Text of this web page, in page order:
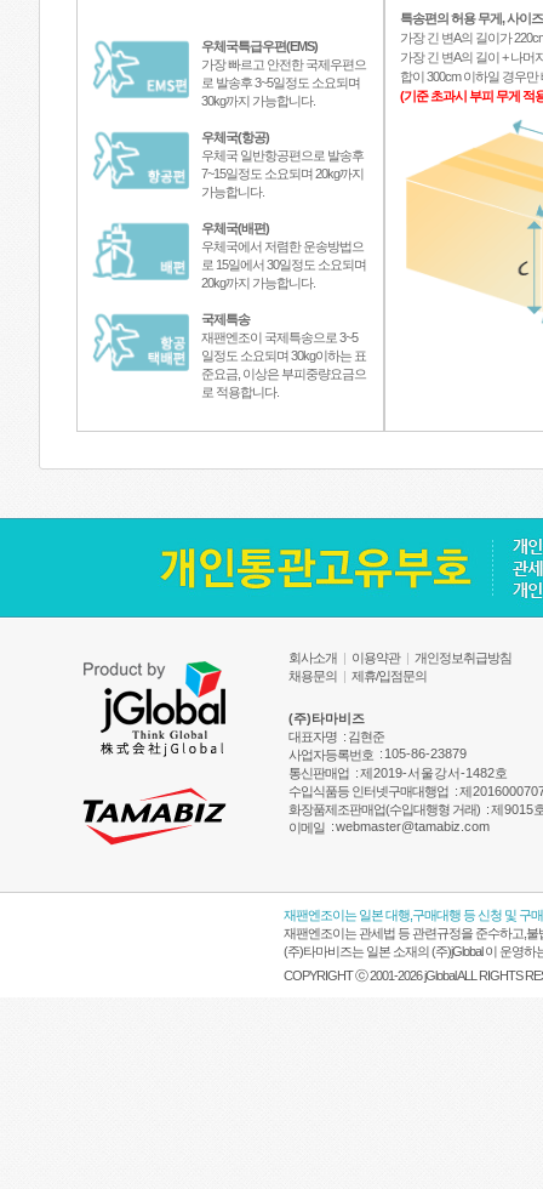
우체국특급우편(EMS)
가장 빠르고 안전한 국제우편으
로 발송후 3~5일정도 소요되며
30kg까지 가능합니다.
우체국(항공)
우체국 일반항공편으로 발송후
7~15일정도 소요되며 20kg까지
가능합니다.
우체국(배편)
우체국에서 저렴한 운송방법으
로 15일에서 30일정도 소요되며
20kg까지 가능합니다.
국제특송
재팬엔조이 국제특송으로 3~5
일정도 소요되며 30kg이하는 표
준요금, 이상은 부피중량요금으
로 적용합니다.
특송편의 허용 무게, 사이즈
가장 긴 변A의 길이가
가장 긴 변A의 길이 + 나머
합이 300cm 이하일 경우만
(기준 초과시 부피 무게 적
회사소개 | 이용약관 | 개인정보취급방침
채용문의 | 제휴/입점문의
(주)타마비즈
대표자명 : 김현준
사업자등록번호 : 105-86-23879
통신판매업 :제2019-서울강서-1482호
수입식품등 인터넷구매대행업 :제
화장품제조판매업(수입대행형 거래) :제9015
이메일 :webmaster@tamabiz.com
재팬엔조이는 일본 대행,구매대행 등 신청 및 구
재팬엔조이는 관세법 등 관련규정을 준수하고,
(주)타마비즈는 일본 소재의 (주)jGlobal 이 운영
COPYRIGHT ⓒ 2001-2026 jGlobal ALL RIGHTS